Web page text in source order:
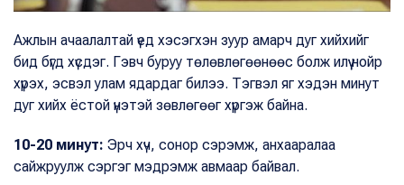
Ажлын ачаалалтай үед хэсэгхэн зуур амарч дуг хийхийг
бид бүгд хүсдэг. Гэвч буруу төлөвлөгөөнөөс болж илүү нойр
хүрэх, эсвэл улам ядардаг билээ. Тэгвэл яг хэдэн минут
дуг хийх ёстой үнэтэй зөвлөгөөг хүргэж байна.
10-20 минут: Эрч хүч, сонор сэрэмж, анхааралаа
сайжруулж сэргэг мэдрэмж авмаар байвал.